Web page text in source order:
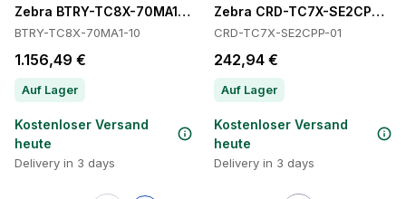
Zebra BTRY-TC8X-70MA1-10 Batteries
BTRY-TC8X-70MA1-10
1.156,49 €
Auf Lager
Kostenloser Versand
heute
Delivery in 3 days
Zebra CRD-TC7X-SE2CPP-
CRD-TC7X-SE2CPP-01
242,94 €
Auf Lager
Kostenloser Versand
heute
Delivery in 3 days